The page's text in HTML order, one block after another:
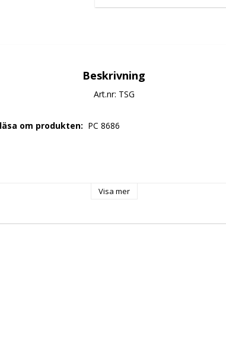
Beskrivning
Art.nr: TSG
om produkten: PC 8686
Visa mer